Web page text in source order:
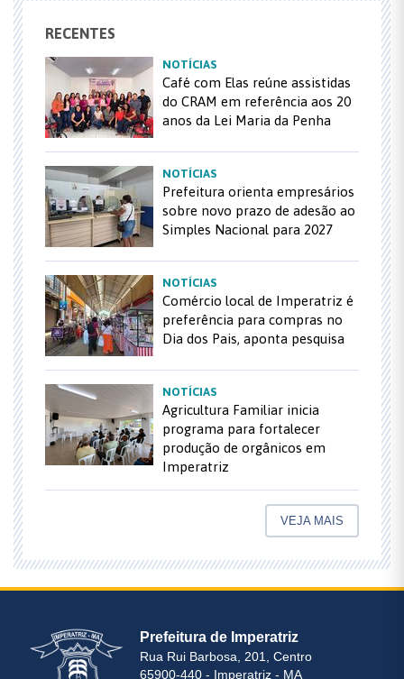
RECENTES
NOTÍCIAS
Café com Elas reúne assistidas
do CRAM em referência aos 20
anos da Lei Maria da Penha
NOTÍCIAS
Prefeitura orienta empresários
sobre novo prazo de adesão ao
Simples Nacional para 2027
NOTÍCIAS
Comércio local de Imperatriz é
preferência para compras no
Dia dos Pais, aponta pesquisa
NOTÍCIAS
Agricultura Familiar inicia
programa para fortalecer
produção de orgânicos em
Imperatriz
VEJA MAIS
Prefeitura de Imperatriz
Rua Rui Barbosa, 201, Centro
65900-440 - Imperatriz - MA